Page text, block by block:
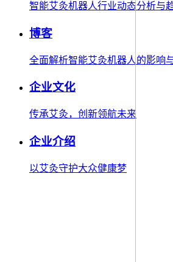
智能艾灸机器人行业动态分析与
博客
全面解析智能艾灸机器人的影响
企业文化
传承艾灸，创新领航未来
企业介绍
以艾灸守护大众健康梦